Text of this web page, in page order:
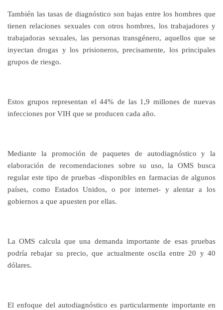
También las tasas de diagnóstico son bajas entre los hombres que
tienen relaciones sexuales con otros hombres, los trabajadores y
trabajadoras sexuales, las personas transgénero, aquellos que se
inyectan drogas y los prisioneros, precisamente, los principales
grupos de riesgo.
Estos grupos representan el 44% de las 1,9 millones de nuevas
infecciones por VIH que se producen cada año.
Mediante la promoción de paquetes de autodiagnóstico y la
elaboración de recomendaciones sobre su uso, la OMS busca
regular este tipo de pruebas -disponibles en farmacias de algunos
países, como Estados Unidos, o por internet- y alentar a los
gobiernos a que apuesten por ellas.
La OMS calcula que una demanda importante de esas pruebas
podría rebajar su precio, que actualmente oscila entre 20 y 40
dólares.
El enfoque del autodiagnóstico es particularmente importante en